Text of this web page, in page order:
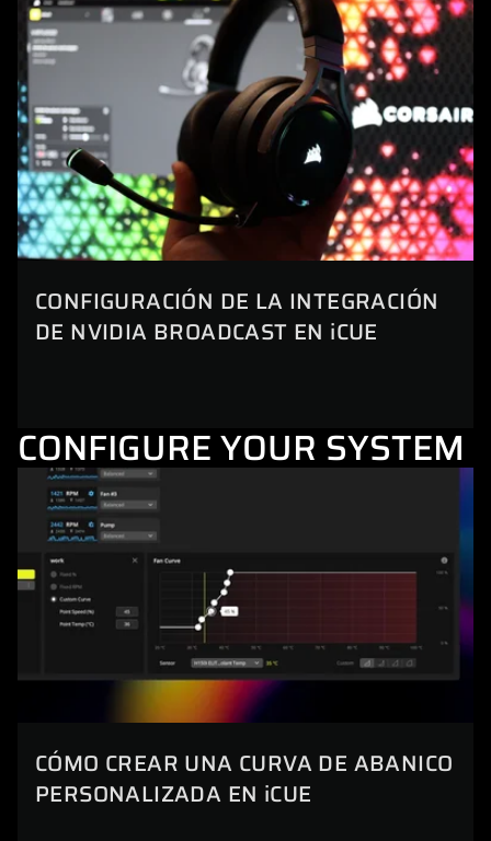
CONFIGURACIÓN DE LA INTEGRACIÓN
DE NVIDIA BROADCAST EN iCUE
CONFIGURE YOUR SYSTEM
CÓMO CREAR UNA CURVA DE ABANICO
PERSONALIZADA EN iCUE